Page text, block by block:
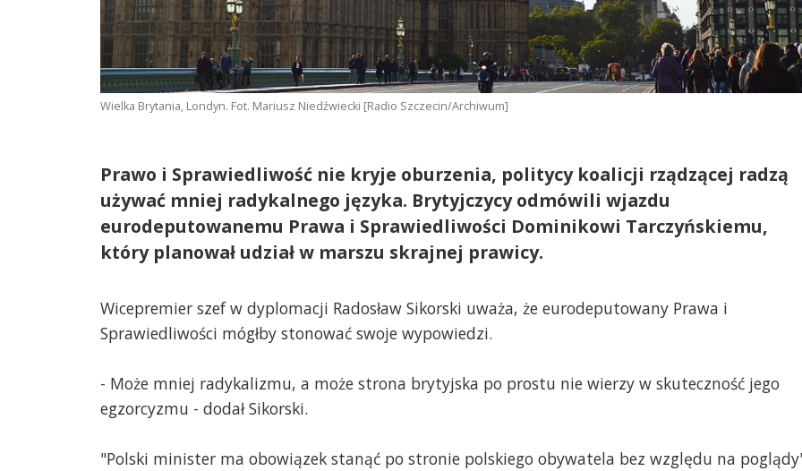
Wielka Brytania, Londyn. Fot. Mariusz Niedźwiecki [Radio Szczecin/Archiwum]
Prawo i Sprawiedliwość nie kryje oburzenia, politycy koalicji rządzącej radzą
używać mniej radykalnego języka. Brytyjczycy odmówili wjazdu
eurodeputowanemu Prawa i Sprawiedliwości Dominikowi Tarczyńskiemu,
który planował udział w marszu skrajnej prawicy.
Wicepremier szef w dyplomacji Radosław Sikorski uważa, że eurodeputowany Prawa i
Sprawiedliwości mógłby stonować swoje wypowiedzi.
- Może mniej radykalizmu, a może strona brytyjska po prostu nie wierzy w skuteczność jego
egzorcyzmu - dodał Sikorski.
"Polski minister ma obowiązek stanąć po stronie polskiego obywatela bez względu na